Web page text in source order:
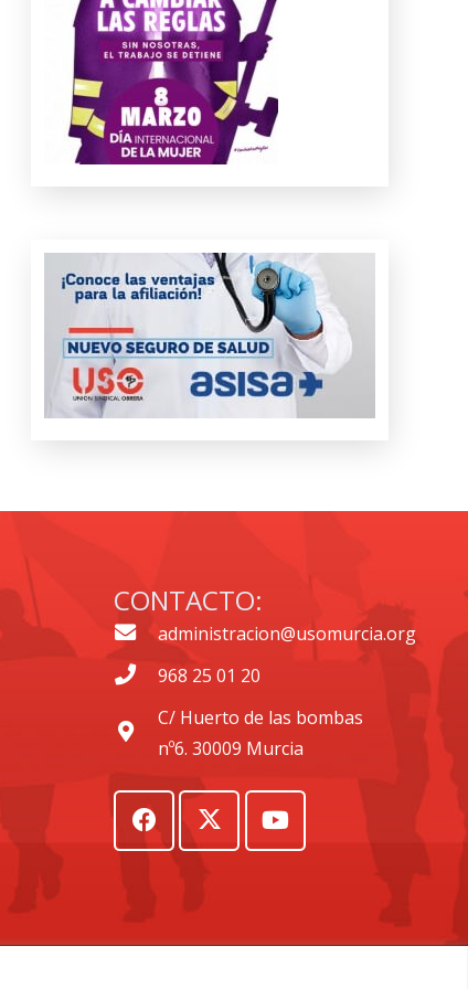
CONTACTO:
administracion@usomurcia.org
968 25 01 20
C/ Huerto de las bombas
nº6. 30009 Murcia